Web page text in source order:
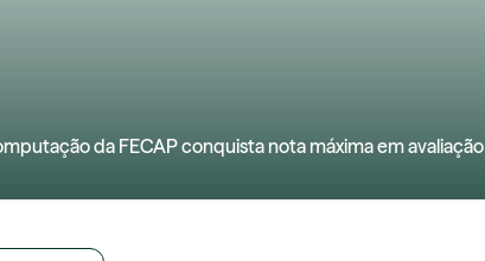
da FECAP conquista nota máxima em avaliação